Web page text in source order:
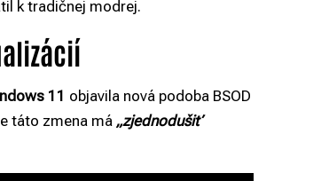
k tradičnej modrej.
11 objavila nová podoba BSOD
táto zmena má „zjednodušiť